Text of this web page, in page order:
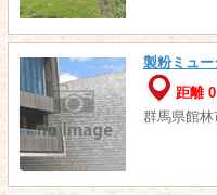
製粉ミュー
距離
群馬県館林